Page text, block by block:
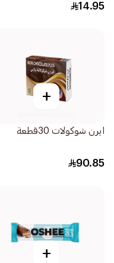
14.95
+
ايرن شوكولات 30قطعة
90.85
+